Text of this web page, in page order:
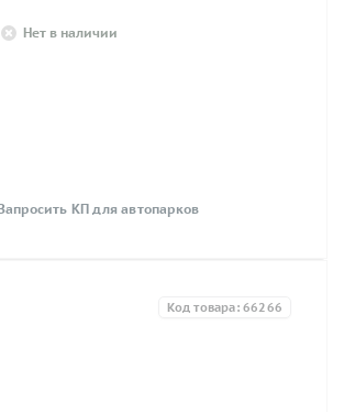
Нет в наличии
КП для автопарков
Код товара: 66266